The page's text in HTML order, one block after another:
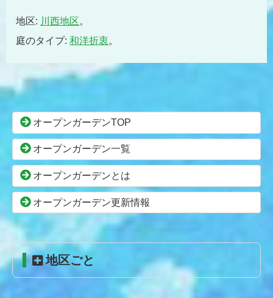
地区: 川西地区。
庭のタイプ: 和洋折衷。
ン
テ
ン
本
文
先
へ
る
ー
ジ
の
頭
へ
る
オープンガーデンTOP
オープンガーデン一覧
オープンガーデンとは
オープンガーデン更新情報
地区ごと